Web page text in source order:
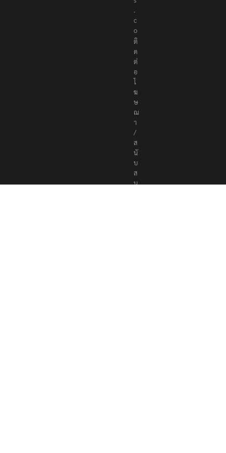
r
s
.
c
o
ติ
ด
ต่
อ
โ
ฆ
ษ
ณ
า
/
ส
นั
บ